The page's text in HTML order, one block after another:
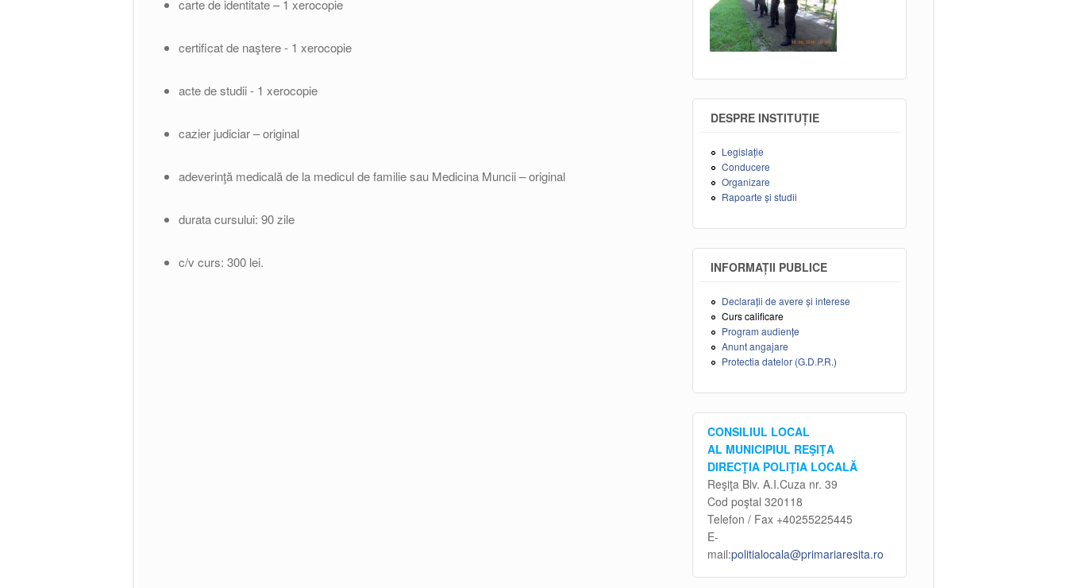
carte de identitate – 1 xerocopie
certificat de naştere - 1 xerocopie
acte de studii - 1 xerocopie
cazier judiciar – original
adeverinţă medicală de la medicul de familie sau Medicina Muncii – original
durata cursului: 90 zile
c/v curs: 300 lei.
DESPRE INSTITUȚIE
Legislație
Conducere
Organizare
Rapoarte și studii
INFORMAȚII PUBLICE
Declarații de avere și interese
Curs calificare
Program audiențe
Anunt angajare
Protectia datelor (G.D.P.R.)
CONSILIUL LOCAL
AL MUNICIPIUL REŞIŢA
DIRECŢIA POLIŢIA LOCALĂ
Reşiţa Blv. A.I.Cuza nr. 39
Cod poştal 320118
Telefon / Fax +40255225445
E-
mail:politialocala@primariaresita.ro